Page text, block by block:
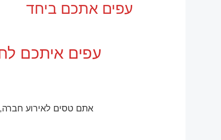
עפים אתכם ביחד
עפים איתכם
אתם טסים לאירוע חברה,